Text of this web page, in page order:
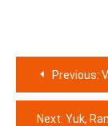
Navigasi
pos
Previous:
Next: Yuk,